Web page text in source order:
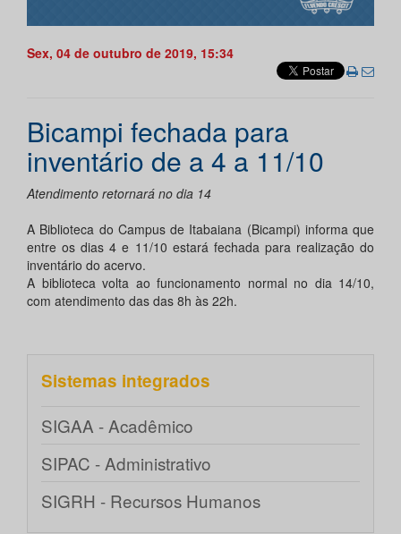
Sex, 04 de outubro de 2019, 15:34
Bicampi fechada para
inventário de a 4 a 11/10
Atendimento retornará no dia 14
A Biblioteca do Campus de Itabaiana (Bicampi) informa que
entre os dias 4 e 11/10 estará fechada para realização do
inventário do acervo.
A biblioteca volta ao funcionamento normal no dia 14/10,
com atendimento das das 8h às 22h.
Sistemas integrados
SIGAA - Acadêmico
SIPAC - Administrativo
SIGRH - Recursos Humanos